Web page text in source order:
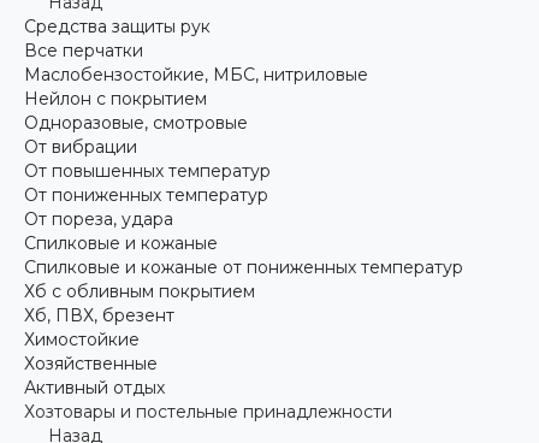
Средства защиты рук
Все перчатки
Маслобензостойкие, МБС, нитриловые
Нейлон с покрытием
Одноразовые, смотровые
От вибрации
От повышенных температур
От пониженных температур
От пореза, удара
Спилковые и кожаные
Спилковые и кожаные от пониженных температур
Хб с обливным покрытием
Хб, ПВХ, брезент
Химостойкие
Хозяйственные
Активный отдых
Хозтовары и постельные принадлежности
Назад